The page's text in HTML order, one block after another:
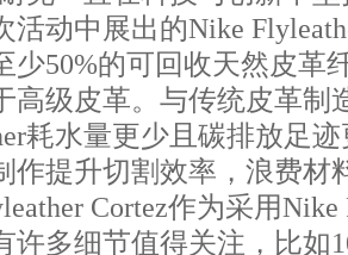
活动中展出的Nike
少50%的可回收天然皮革
高级皮革。与传统皮革制
耗水量更少且碳排放足
作提升切割效率，浪费材
Cortez作为采用Nike
许多细节值得关注，比如